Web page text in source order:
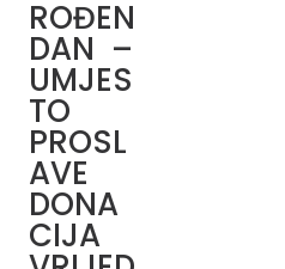
ROĐEN
DAN –
UMJES
TO
PROSL
AVE
DONA
CIJA